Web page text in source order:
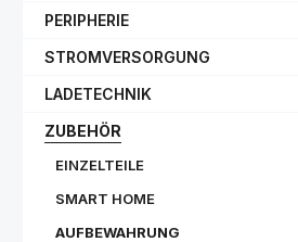
PERIPHERIE
STROMVERSORGUNG
LADETECHNIK
ZUBEHÖR
EINZELTEILE
SMART HOME
AUFBEWAHRUNG